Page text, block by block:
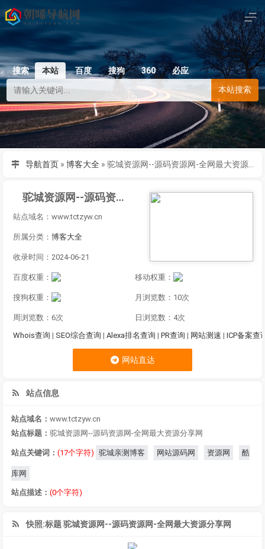
搜索 本站 百度 搜狗 360
必应
本站搜索
导航首页 » 博客大全 »
驼城资源网--源码资源网-全网最大资源分享网
站点域名：www.tctzyw.cn
所属分类： 博客大全
收录时间：2024-06-21
百度权重： 移动权重：
搜狗权重： 月浏览数：10次
周浏览数：6次
日浏览数：4次
Whois查询 | SEO综合查询 | Alexa排名查询 | PR查询 | 网站测速 | ICP备案查
网站直达
站点信息
站点域名： www.tctzyw.cn
站点标题： 驼城资源网--源码资源网-全网最大资源分享网
站点关键词： (17个字符) 驼城亲测博客 网站源码网 资源网 酷
库网
站点描述： (0个字符)
快照:标题 驼城资源网--源码资源网-全网最大资源分享网